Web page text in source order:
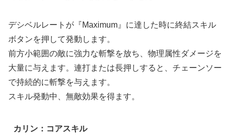
デシベルレートが『Maximum』に達した時に終結スキル
ボタンを押して発動します。
前方小範囲の敵に強力な斬撃を放ち、物理属性ダメージを
大量に与えます。連打または長押しすると、チェーンソー
で持続的に斬撃を与えます。
スキル発動中、無敵効果を得ます。
カリン：コアスキル